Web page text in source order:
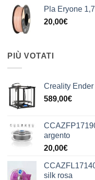
Pla Eryone
20,00€
PIÙ VOTATI
Creality
589,00€
argento
20,00€
silk rosa